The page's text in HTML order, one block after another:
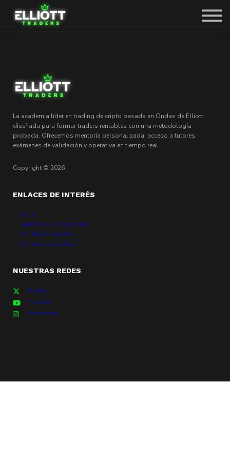
SOLICITAR PLAZA
La academia líder en trading de cripto basada en Ondas de Elliott,
diseñada para formar traders rentables con una metodología
probada. Ofrecemos mentoría personalizada, acceso a tutores,
exámenes de validación y operativa en tiempo real.
Copyright © 2026
ENLACES DE INTERÉS
Inicio
Términos y Condiciones
Política Privacidad
Política de Cookies
NUESTRAS REDES
Twitter
Youtube
Instagram